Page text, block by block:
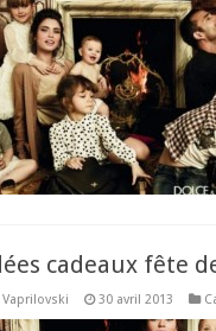
cadeaux fête
Vaprilovski 30 avril 2013